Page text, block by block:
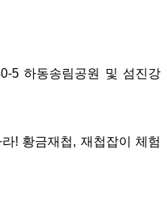
5하동송림공원 및 섬진강
라! 황금재첩, 재첩잡이 체험